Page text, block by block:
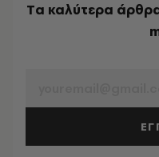
Tα καλύτερα